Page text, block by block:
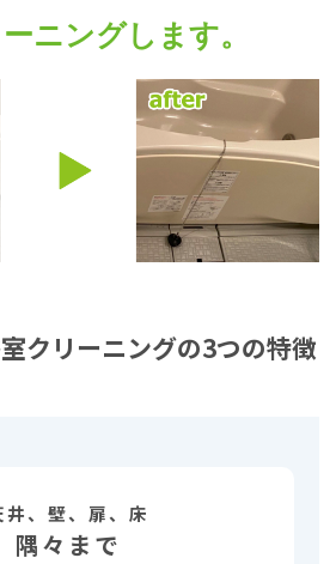
ニングします。
クリーニングの3つの特徴
井、壁、扉、床
隅々まで